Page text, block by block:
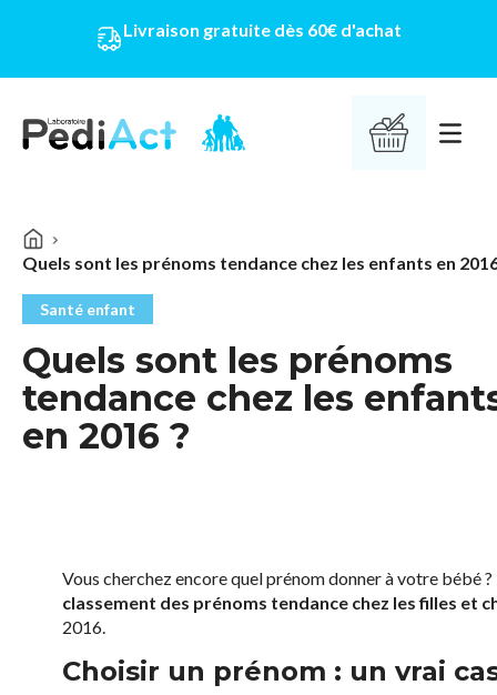
Livraison gratuite dès 60€ d'achat
Quels sont les prénoms tendance chez les enfants en
Santé enfant
Quels sont les prénoms
tendance chez les
en 2016 ?
Vous cherchez encore quel prénom donner à votre bébé
classement des prénoms tendance chez les filles et
2016.
Choisir un prénom : un vrai